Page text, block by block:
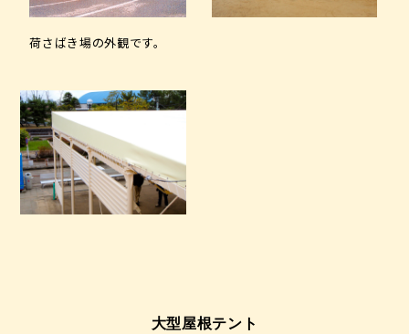
荷さばき場の外観です。
大型屋根テント